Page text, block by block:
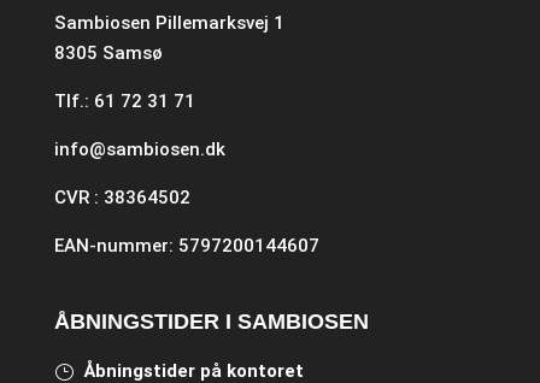
Sambiosen Pillemarksvej 1
8305 Samsø
Tlf.: 61 72 31 71
info@sambiosen.dk
CVR : 38364502
EAN-nummer: 5797200144607
ÅBNINGSTIDER I SAMBIOSEN
Åbningstider på kontoret